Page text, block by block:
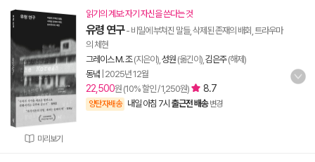
미리보기
읽기의 계보: 자기 자신을 쓴다는 것
유령 연구- 비밀에 부쳐진 말들, 삭제된 존재의 배회, 트라우마
의 체현
그레이스 M. 조(지은이), 성원 (옮긴이), 김은주(해제)
동녘 2025년 12월
22,500원 (10% 할인 / 1,250원) 8.7
양탄자배송 내일 아침 7시 출근전 배송 변경